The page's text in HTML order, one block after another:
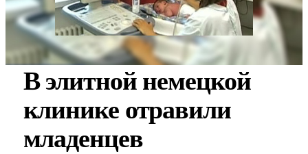
В элитной немецкой
клинике отравили
младенцев